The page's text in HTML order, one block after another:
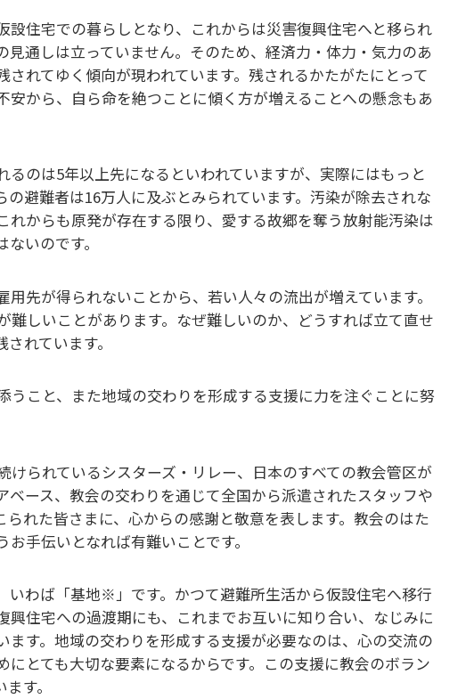
住宅での暮らしとなり、これからは災害復興住宅へと移られ
通しは立っていません。そのため、経済力・体力・気力のあ
れてゆく傾向が現われています。残されるかたがたにとって
から、自ら命を絶つことに傾く方が増えることへの懸念もあ
のは5年以上先になるといわれていますが、実際にはもっと
避難者は16万人に及ぶとみられています。汚染が除去されな
からも原発が存在する限り、愛する故郷を奪う放射能汚染は
いのです。
先が得られないことから、若い人々の流出が増えています。
しいことがあります。なぜ難しいのか、どうすれば立て直せ
れています。
こと、また地域の交わりを形成する支援に力を注ぐことに努
られているシスターズ・リレー、日本のすべての教会管区が
ース、教会の交わりを通じて全国から派遣されたスタッフや
れた皆さまに、心からの感謝と敬意を表します。教会のはた
手伝いとなれば有難いことです。
いわば「基地※」です。かつて避難所生活から仮設住宅へ移行
住宅への過渡期にも、これまでお互いに知り合い、なじみに
す。地域の交わりを形成する支援が必要なのは、心の交流の
とても大切な要素になるからです。この支援に教会のボラン
す。